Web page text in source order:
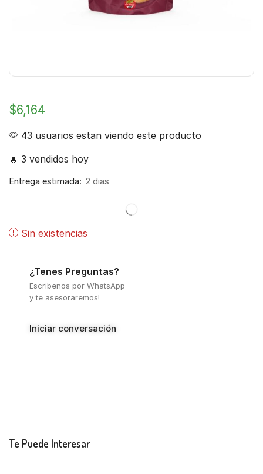
$6,164
43 usuarios estan viendo este producto
🔥 3 vendidos hoy
Entrega estimada: 2 dias
Sin existencias
¿Tenes Preguntas?
Escribenos por WhatsApp
y te asesoraremos!
Iniciar conversación
Te Puede Interesar